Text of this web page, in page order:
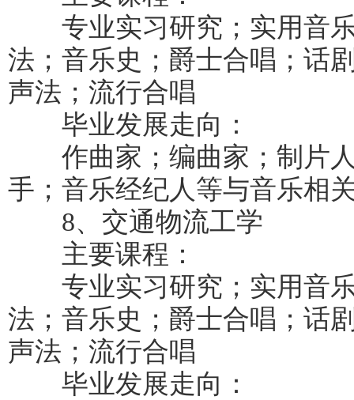
专业实习研究；实用音乐
法；音乐史；爵士合唱；话
声法；流行合唱
毕业发展走向：
作曲家；编曲家；制片人
手；音乐经纪人等与音乐相
8、交通物流工学
主要课程：
专业实习研究；实用音乐
法；音乐史；爵士合唱；话
声法；流行合唱
毕业发展走向：